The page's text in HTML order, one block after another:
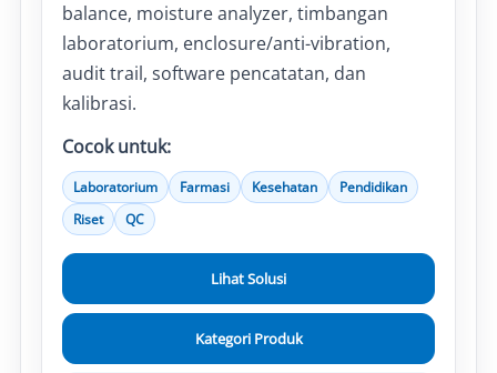
balance, moisture analyzer, timbangan
laboratorium, enclosure/anti-vibration,
audit trail, software pencatatan, dan
kalibrasi.
Cocok untuk:
Laboratorium Farmasi Kesehatan
Pendidikan
Riset
QC
Lihat Solusi
Kategori Produk